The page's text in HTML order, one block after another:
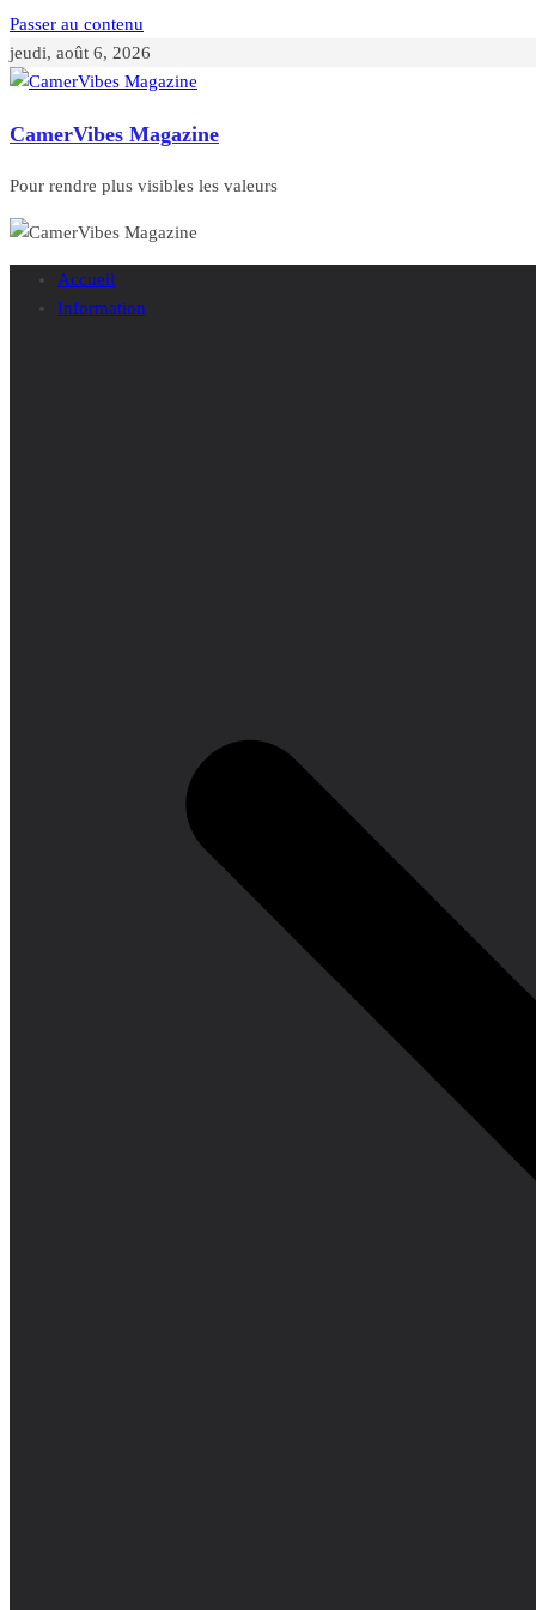
Passer au contenu
jeudi, août 6, 2026
CamerVibes Magazine
Pour rendre plus visibles les valeurs
Accueil
Information